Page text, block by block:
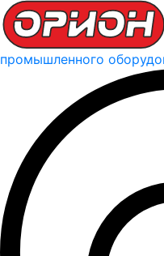
промышленного